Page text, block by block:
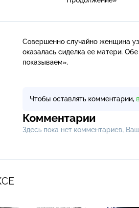
Совершенно случайно женщина
оказалась сиделка ее матери.
показываем».
Чтобы оставлять комментарии,
Комментарии
Здесь пока нет комментариев,